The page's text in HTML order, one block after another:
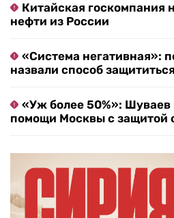
Китайская госкомпания
нефти из России
«Система негативная»:
назвали способ
«Уж более 50%»: Шуваев
помощи Москвы с защитой